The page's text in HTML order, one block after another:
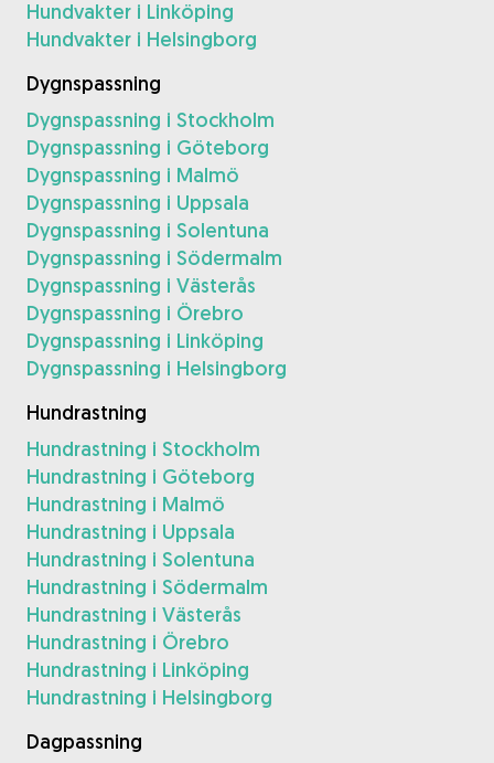
Hundvakter i Linköping
Hundvakter i Helsingborg
Dygnspassning
Dygnspassning i Stockholm
Dygnspassning i Göteborg
Dygnspassning i Malmö
Dygnspassning i Uppsala
Dygnspassning i Solentuna
Dygnspassning i Södermalm
Dygnspassning i Västerås
Dygnspassning i Örebro
Dygnspassning i Linköping
Dygnspassning i Helsingborg
Hundrastning
Hundrastning i Stockholm
Hundrastning i Göteborg
Hundrastning i Malmö
Hundrastning i Uppsala
Hundrastning i Solentuna
Hundrastning i Södermalm
Hundrastning i Västerås
Hundrastning i Örebro
Hundrastning i Linköping
Hundrastning i Helsingborg
Dagpassning